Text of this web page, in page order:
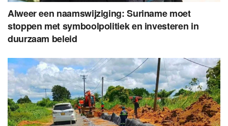
Alweer een naamswijziging: Suriname moet
stoppen met symboolpolitiek en investeren in
duurzaam beleid